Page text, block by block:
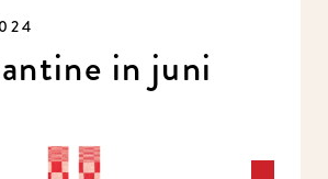
in juni